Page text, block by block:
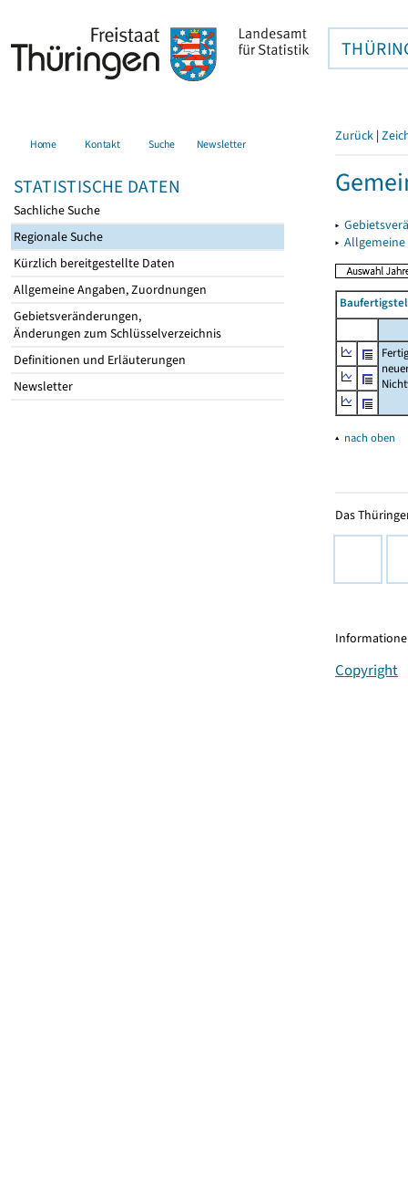
Home Kontakt Suche Newsletter
STATISTISCHE DATEN
Sachliche Suche
Regionale Suche
Kürzlich bereitgestellte Daten
Allgemeine Angaben, Zuordnungen
Gebietsveränderungen,
Änderungen zum Schlüsselverzeichnis
Definitionen und Erläuterungen
Newsletter
Zurück |
▸
▸
▴ nach oben
Das
Copyright